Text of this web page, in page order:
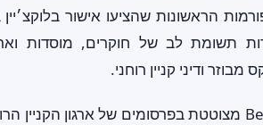
תשומת לב של חוקרים, מוסדות
מבוזר ודיני קניין רוחני.